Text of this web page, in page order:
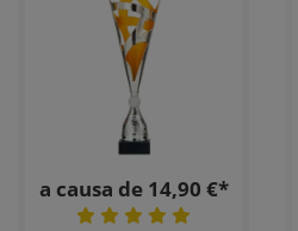
a causa de 14,90 €*